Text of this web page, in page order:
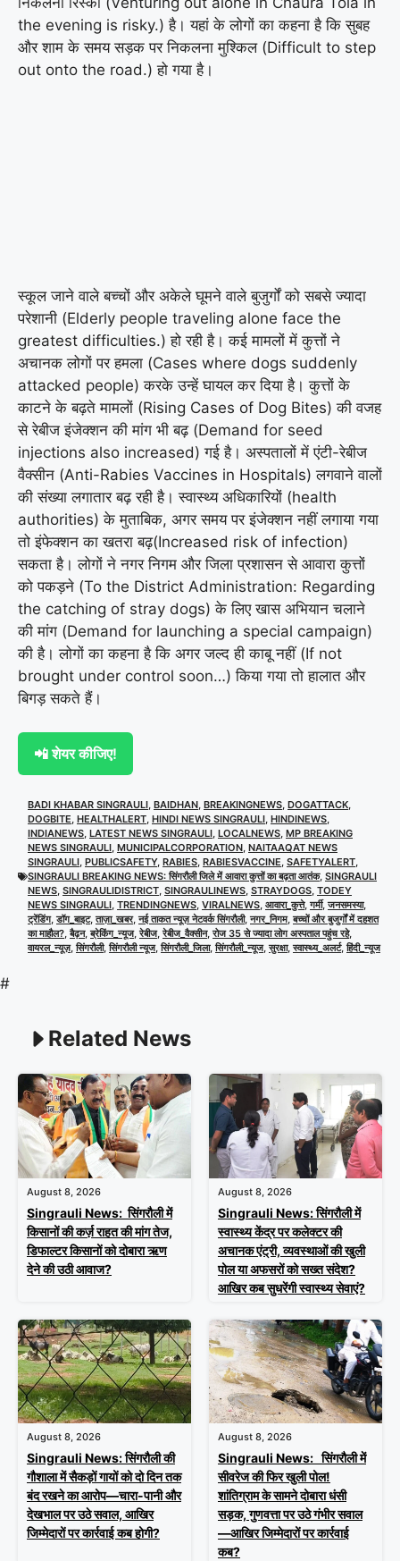
the evening is risky.) है। यहां के लोगों का कहना है कि सुबह
और शाम के समय सड़क पर निकलना मुश्किल (Difficult to step
out onto the road.) हो गया है।
स्कूल जाने वाले बच्चों और अकेले घूमने वाले बुजुर्गों को सबसे ज्यादा
परेशानी (Elderly people traveling alone face the
greatest difficulties.) हो रही है। कई मामलों में कुत्तों ने
अचानक लोगों पर हमला (Cases where dogs suddenly
attacked people) करके उन्हें घायल कर दिया है। कुत्तों के
काटने के बढ़ते मामलों (Rising Cases of Dog Bites) की वजह
से रेबीज इंजेक्शन की मांग भी बढ़ (Demand for seed
injections also increased) गई है। अस्पतालों में एंटी-रेबीज
वैक्सीन (Anti-Rabies Vaccines in Hospitals) लगवाने वालों
की संख्या लगातार बढ़ रही है। स्वास्थ्य अधिकारियों (health
authorities) के मुताबिक, अगर समय पर इंजेक्शन नहीं लगाया गया
तो इंफेक्शन का खतरा बढ़(Increased risk of infection)
सकता है। लोगों ने नगर निगम और जिला प्रशासन से आवारा कुत्तों
को पकड़ने (To the District Administration: Regarding
the catching of stray dogs) के लिए खास अभियान चलाने
की मांग (Demand for launching a special campaign)
की है। लोगों का कहना है कि अगर जल्द ही काबू नहीं (If not
brought under control soon…) किया गया तो हालात और
बिगड़ सकते हैं।
📲 शेयर कीजिए!
BADI KHABAR SINGRAULI, BAIDHAN, BREAKINGNEWS, DOGATTACK,
DOGBITE, HEALTHALERT, HINDI NEWS SINGRAULI, HINDINEWS,
INDIANEWS, LATEST NEWS SINGRAULI, LOCALNEWS, MP BREAKING
NEWS SINGRAULI, MUNICIPALCORPORATION, NAITAAQAT NEWS
SINGRAULI, PUBLICSAFETY, RABIES, RABIESVACCINE, SAFETYALERT,
SINGRAULI BREAKING NEWS: सिंगरौली जिले में आवारा कुत्तों का बढ़ता आतंक, SINGRAULI
NEWS, SINGRAULIDISTRICT, SINGRAULINEWS, STRAYDOGS, TODEY
NEWS SINGRAULI, TRENDINGNEWS, VIRALNEWS, आवारा_कुत्ते,गर्मी,जनसमस्या,
ट्रेंडिंग,डॉग_बाइट,ताज़ा_खबर,नई ताकत न्यूज़ नेटवर्क सिंगरौली,नगर_निगम,बच्चों और बुजुर्गों में दहशत
का माहौल?,बैढ़न,ब्रेकिंग_न्यूज,रेबीज,रेबीज_वैक्सीन,रोज 35 से ज्यादा लोग अस्पताल पहुंच रहे,
वायरल_न्यूज़,सिंगरौली,सिंगरौली न्यूज,सिंगरौली_जिला,सिंगरौली_न्यूज,सुरक्षा,स्वास्थ्य_अलर्ट,हिंदी_न्यूज
#
Related News
August 8, 2026
Singrauli News: सिंगरौली में
किसानों की कर्ज़ राहत की मांग तेज,
डिफाल्टर किसानों को दोबारा ऋण
देने की उठी आवाज?
August 8, 2026
Singrauli News: सिंगरौली में
स्वास्थ्य केंद्र पर कलेक्टर की
अचानक एंट्री, व्यवस्थाओं की खुली
पोल या अफसरों को सख्त संदेश?
आखिर कब सुधरेंगी स्वास्थ्य सेवाएं?
August 8, 2026
Singrauli News: सिंगरौली की
गौशाला में सैकड़ों गायों को दो दिन तक
बंद रखने का आरोप—चारा-पानी और
देखभाल पर उठे सवाल, आखिर
जिम्मेदारों पर कार्रवाई कब होगी?
August 8, 2026
Singrauli News: सिंगरौली में
सीवरेज की फिर खुली पोल!
शांतिग्राम के सामने दोबारा धंसी
सड़क, गुणवत्ता पर उठे गंभीर सवाल
—आखिर जिम्मेदारों पर कार्रवाई
कब?